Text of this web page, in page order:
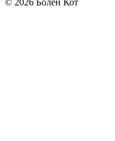
© 2026 Болен Кот